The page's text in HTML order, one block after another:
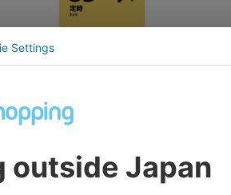
予約1/5〆黄色い8番マップ ステッ
カー(縦) 8B 定時